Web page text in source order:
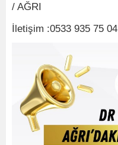
/ AĞRI
İletişim :0533 935 75 04